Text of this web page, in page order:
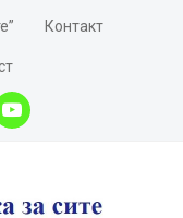
Контакт